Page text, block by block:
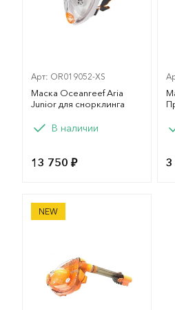
Арт: OR019052-XS
Маска Oceanreef Aria
Junior для снорклинга
ВариантВ наличии
13 750 ₽ 3
NEW
Маска Sargan Галактика